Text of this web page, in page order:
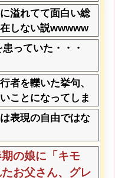
溢れてて面白い総
しない説wwwww
っていた・・・
者を轢いた挙句、
ことになってしま
表現の自由ではな
期の娘に「キモ
お父さん、グレ